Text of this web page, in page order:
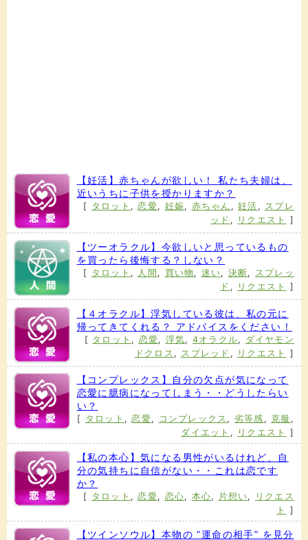
【妊活】赤ちゃんが欲しい！ 私たち夫婦は、
近いうちに子供を授かりますか？
[ タロット ,恋愛, 妊娠, 赤ちゃん ,妊活 , スプレ
ッド , リクエスト ]
【ツーオラクル】今欲しいと思っているもの
を買ったら後悔する？しない？
[ タロット , 人間 , 買い物 , 迷い, 決断,
スプレッ
ド , リクエスト ]
【４オラクル】浮気している彼は、私の元に
帰ってきてくれる？ アドバイスをください！
[ タロット , 恋愛, 浮気, 4オラクル, ダイヤモン
ドクロス , スプレッド , リクエスト ]
【コンプレックス】自分の欠点が気になって
恋愛に臆病になってしまう・・どうしたらい
い？
[ タロット ,恋愛, コンプレックス , 劣等感 ,克服 ,
ダイエット , リクエスト ]
【私の本心】気になる男性がいるけれど、自
分の気持ちに自信がない・・これは恋です
か？
[ タロット ,恋愛, 恋心, 本心, 片想い,
リクエス
ト
]
【ツインソウル】本物の ”運命の相手” を見分